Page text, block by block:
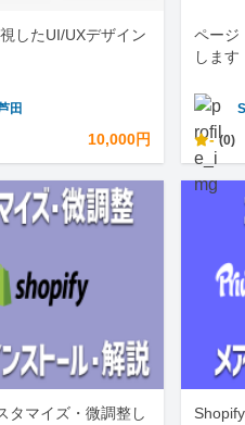
したUI/UXデザイン
田
10,000円
ページ
します
- (0)
タマイズ・微調整し